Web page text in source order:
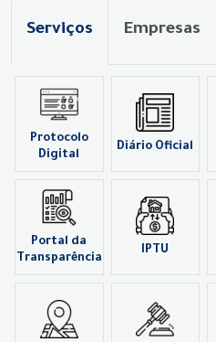
Serviços Empresas
Protocolo
Digital
Diário Oficial
Portal da
Transparência
IPTU